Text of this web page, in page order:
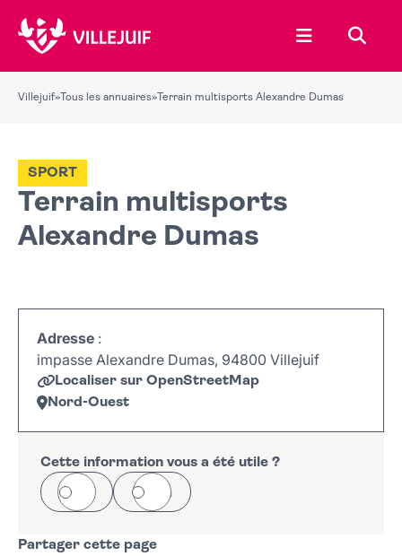
Ouvrir le
Villejuif» Tous les annuaires» Terrain multisports Alexandre Dumas
Terrain multisports
Alexandre Dumas
SPORT
Adresse :
impasse Alexandre Dumas, 94800 Villejuif
Localiser sur OpenStreetMap
Nord-Ouest
+
−
Cette information vous a été utile ?
Oui Non
Partager cette page